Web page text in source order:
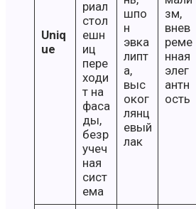
Uniq
ue
риал
стол
ешн
иц
пере
ходи
т на
фаса
ды,
безр
учеч
ная
сист
ема
шпо
н
эвка
липт
а,
выс
оког
лянц
евый
лак
зм,
внев
реме
нная
элег
антн
ость